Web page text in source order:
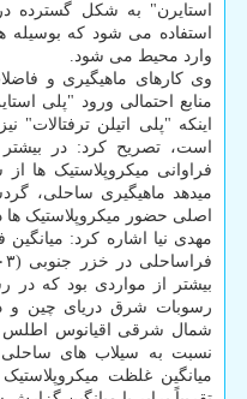
استایرن" به شکل گسترده
استفاده می شود که بوسیله
وارد محیط می شود.
وی کارهای ماهیگیری و
منابع احتمالی ورود "پلی
اینکه "پلی اتیلن ترفتالات"
است، تصریح کرد: در
فراوانی میکروپلاستیک ها
میدهد ماهیگیری ساحلی،
اصلی حضور میکروپلاستیک ها
مهدی نیا اشاره کرد:
بیشتر از مواردی بود که در
رسوبات شرق دریای چین و
شمال شرقی اقیانوس اطلس
نسبت به سیلاب های ساحلی
میانگین غلظت